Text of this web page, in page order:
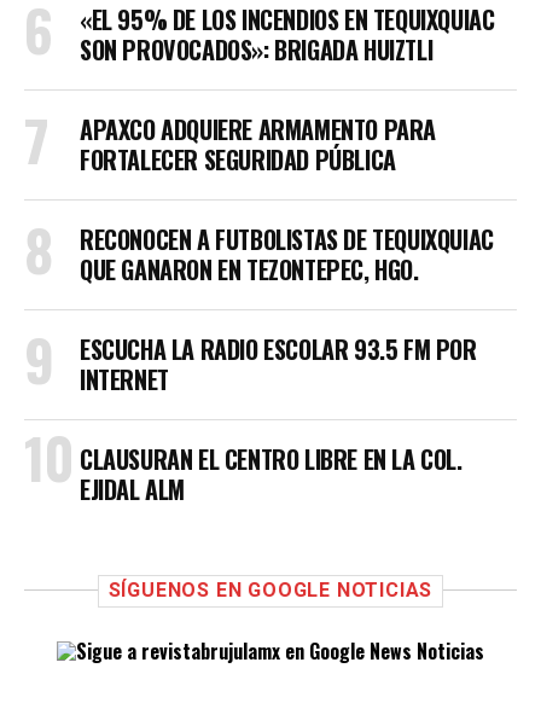
«EL 95% DE LOS INCENDIOS EN TEQUIXQUIAC
SON PROVOCADOS»: BRIGADA HUIZTLI
APAXCO ADQUIERE ARMAMENTO PARA
FORTALECER SEGURIDAD PÚBLICA
RECONOCEN A FUTBOLISTAS DE TEQUIXQUIAC
QUE GANARON EN TEZONTEPEC, HGO.
ESCUCHA LA RADIO ESCOLAR 93.5 FM POR
INTERNET
CLAUSURAN EL CENTRO LIBRE EN LA COL.
EJIDAL ALM
SÍGUENOS EN GOOGLE NOTICIAS